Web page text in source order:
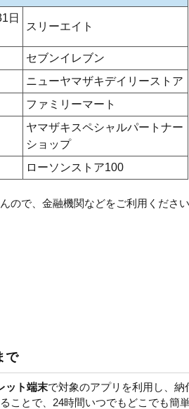
日
スリーエイト
セブンイレブン
ニューヤマザキデイリーストア
ファミリーマート
ヤマザキスペシャルパートナー
ショップ
ローソンストア100
ので、金融機関などをご利用くださ
で
ット端末で対象のアプリを利用し、納
ことで、24時間いつでもどこでも簡